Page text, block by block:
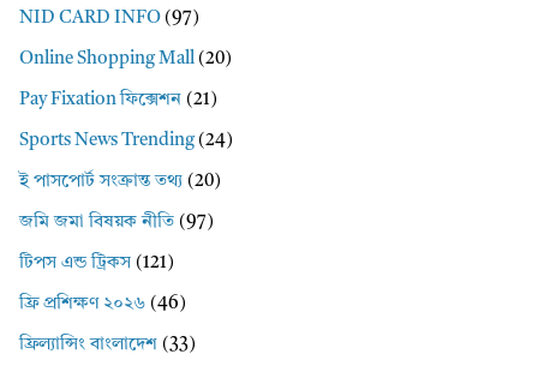
NID CARD INFO (97)
Online Shopping Mall (20)
Pay Fixation ফিক্সেশন (21)
Sports News Trending(24)
ই পাসপোর্ট সংক্রান্ত তথ্য (20)
জমি জমা বিষয়ক নীতি (97)
টিপস এন্ড ট্রিকস (121)
ফ্রি প্রশিক্ষণ ২০২৬ (46)
ফ্রিল্যান্সিং বাংলাদেশ (33)